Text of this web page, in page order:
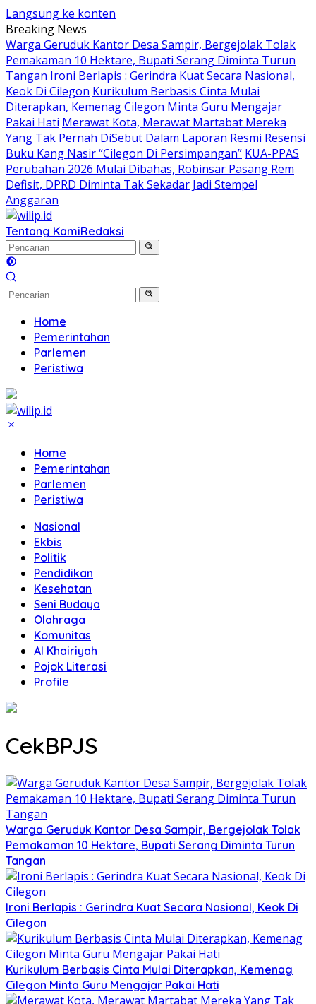
Langsung ke konten
Breaking News
Warga Geruduk Kantor Desa Sampir, Bergejolak Tolak
Pemakaman 10 Hektare, Bupati Serang Diminta Turun
Tangan Ironi Berlapis : Gerindra Kuat Secara Nasional,
Keok Di Cilegon Kurikulum Berbasis Cinta Mulai
Diterapkan, Kemenag Cilegon Minta Guru Mengajar
Pakai Hati Merawat Kota, Merawat Martabat Mereka
Yang Tak Pernah DiSebut Dalam Laporan Resmi Resensi
Buku Kang Nasir “Cilegon Di Persimpangan” KUA-PPAS
Perubahan 2026 Mulai Dibahas, Robinsar Pasang Rem
Defisit, DPRD Diminta Tak Sekadar Jadi Stempel
Anggaran
Tentang KamiRedaksi
Home
Pemerintahan
Parlemen
Peristiwa
Home
Pemerintahan
Parlemen
Peristiwa
Nasional
Ekbis
Politik
Pendidikan
Kesehatan
Seni Budaya
Olahraga
Komunitas
Al Khairiyah
Pojok Literasi
Profile
CekBPJS
Warga Geruduk Kantor Desa Sampir, Bergejolak Tolak
Pemakaman 10 Hektare, Bupati Serang Diminta Turun
Tangan
Ironi Berlapis : Gerindra Kuat Secara Nasional, Keok Di
Cilegon
Kurikulum Berbasis Cinta Mulai Diterapkan, Kemenag
Cilegon Minta Guru Mengajar Pakai Hati